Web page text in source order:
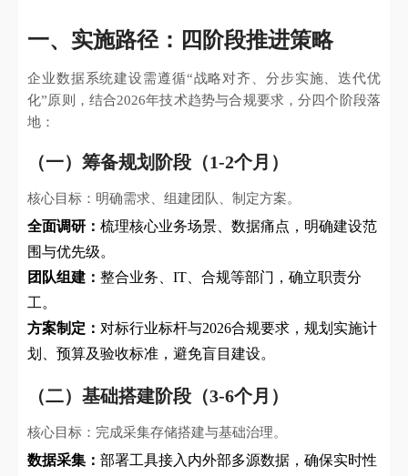
一、实施路径：四阶段推进策略
企业数据系统建设需遵循“战略对齐、分步实施、迭代优
化”原则，结合2026年技术趋势与合规要求，分四个阶段落
地：
（一）筹备规划阶段（1-2个月）
核心目标：明确需求、组建团队、制定方案。
全面调研： 梳理核心业务场景、数据痛点，明确建设范
围与优先级。
团队组建： 整合业务、IT、合规等部门，确立职责分
工。
方案制定： 对标行业标杆与2026合规要求，规划实施计
划、预算及验收标准，避免盲目建设。
（二）基础搭建阶段（3-6个月）
核心目标：完成采集存储搭建与基础治理。
数据采集： 部署工具接入内外部多源数据，确保实时性